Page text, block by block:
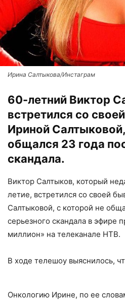
Ирина Салтыкова/Инстаграм
60-летний Виктор
встретился со
Ириной
общался 23 года
скандала.
Виктор Салтыков, который
летие, встретился со своей
Салтыковой, с которой не
серьезного скандала в эфире
миллион» на телеканале НТВ.
В ходе телешоу выяснилось,
Онкологию Ирине, по ее